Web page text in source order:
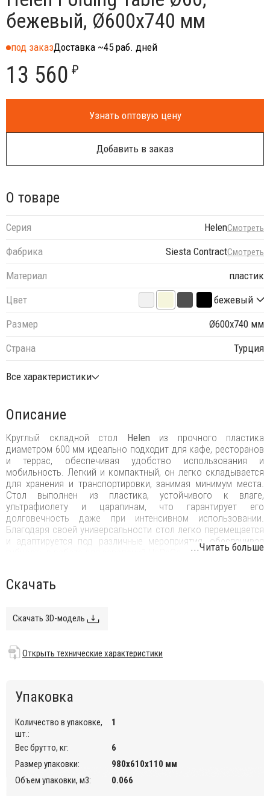
бежевый, Ø600х740 мм
под заказДоставка ~45 раб. дней
13 560 ₽
Узнать оптовую цену
Добавить в заказ
О товаре
Серия HelenСмотреть
Фабрика Siesta ContractСмотреть
Материал
пластик
Цвет
бежевый
Размер
Ø600х740 мм
Страна
Турция
Все характеристики
Описание
Круглый складной стол Helen из прочного пластика
диаметром 600 мм идеально подходит для кафе, ресторанов
и террас, обеспечивая удобство использования и
мобильность. Легкий и компактный, он легко складывается
для хранения и транспортировки, занимая минимум места.
Стол выполнен из пластика, устойчивого к влаге,
ультрафиолету и царапинам, что гарантирует его
долговечность даже при интенсивном использовании.
Благодаря своей универсальности стол легко перемещается
и адаптируется под различные мероприятия, обеспечивая
стол изготовлен из погодостойкого пластика;
выдерживает минусовую температуру до 20 градусов;
подходит для использования в помещении и на открытом
Открыть технические характеристики
...Читать больше
Скачать
Скачать 3D-модель
Открыть технические характеристики
Упаковка
Количество в упаковке,
шт.:
1
Вес брутто, кг:
6
Размер упаковки:
980х610х110 мм
Объем упаковки, м3:
0.066